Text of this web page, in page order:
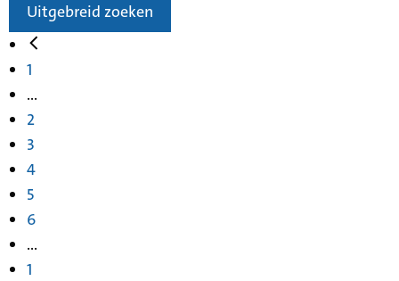
Uitgebreid zoeken
1
...
2
3
4
5
6
...
1